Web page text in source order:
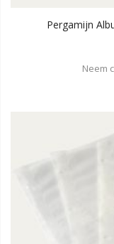
Pergamijn
Neem